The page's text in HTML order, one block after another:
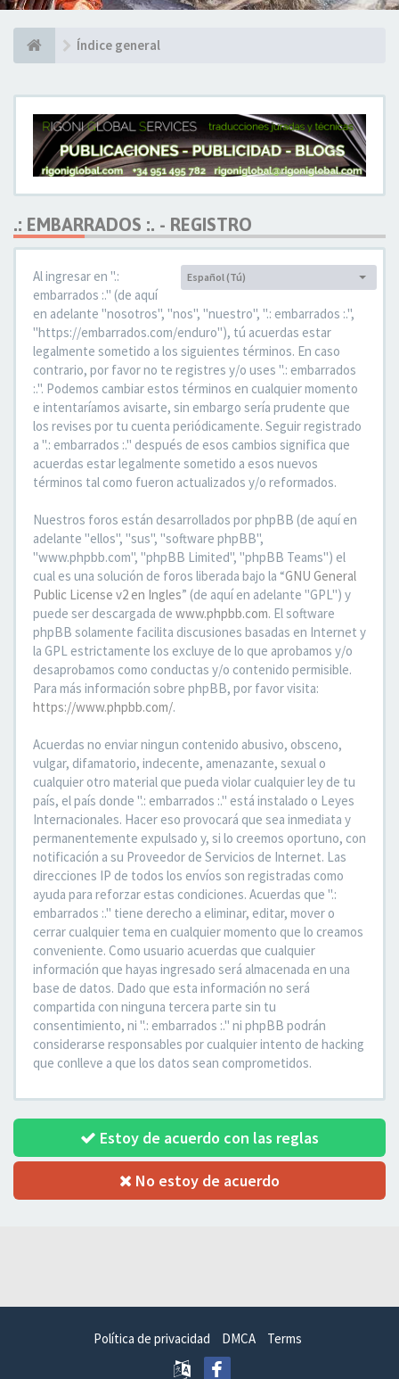
Índice general
.: EMBARRADOS :. - REGISTRO
Idioma:
Español (Tú)
Al ingresar en ".:
embarrados :." (de aquí
en adelante "nosotros", "nos", "nuestro", ".: embarrados :.",
"https://embarrados.com/enduro"), tú acuerdas estar
legalmente sometido a los siguientes términos. En caso
contrario, por favor no te registres y/o uses ".: embarrados
:.". Podemos cambiar estos términos en cualquier momento
e intentaríamos avisarte, sin embargo sería prudente que
los revises por tu cuenta periódicamente. Seguir registrado
a ".: embarrados :." después de esos cambios significa que
acuerdas estar legalmente sometido a esos nuevos
términos tal como fueron actualizados y/o reformados.
Nuestros foros están desarrollados por phpBB (de aquí en
adelante "ellos", "sus", "software phpBB",
"www.phpbb.com", "phpBB Limited", "phpBB Teams") el
cual es una solución de foros liberada bajo la “GNU General
Public License v2 en Ingles” (de aquí en adelante "GPL") y
puede ser descargada de www.phpbb.com. El software
phpBB solamente facilita discusiones basadas en Internet y
la GPL estrictamente los excluye de lo que aprobamos y/o
desaprobamos como conductas y/o contenido permisible.
Para más información sobre phpBB, por favor visita:
https://www.phpbb.com/.
Acuerdas no enviar ningun contenido abusivo, obsceno,
vulgar, difamatorio, indecente, amenazante, sexual o
cualquier otro material que pueda violar cualquier ley de tu
país, el país donde ".: embarrados :." está instalado o Leyes
Internacionales. Hacer eso provocará que sea inmediata y
permanentemente expulsado y, si lo creemos oportuno, con
notificación a su Proveedor de Servicios de Internet. Las
direcciones IP de todos los envíos son registradas como
ayuda para reforzar estas condiciones. Acuerdas que ".:
embarrados :." tiene derecho a eliminar, editar, mover o
cerrar cualquier tema en cualquier momento que lo creamos
conveniente. Como usuario acuerdas que cualquier
información que hayas ingresado será almacenada en una
base de datos. Dado que esta información no será
compartida con ninguna tercera parte sin tu
consentimiento, ni ".: embarrados :." ni phpBB podrán
considerarse responsables por cualquier intento de hacking
que conlleve a que los datos sean comprometidos.
Estoy de acuerdo con las reglas
No estoy de acuerdo
Política de privacidad DMCA Terms